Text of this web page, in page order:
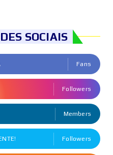
SOCIAIS
Fans
Followers
Members
Followers